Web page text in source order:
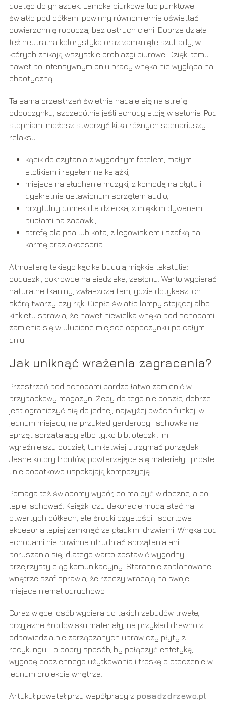
dostęp do gniazdek. Lampka biurkowa lub punktowe
światło pod półkami powinny równomiernie oświetlać
powierzchnię roboczą, bez ostrych cieni. Dobrze działa
też neutralna kolorystyka oraz zamknięte szuflady, w
których znikają wszystkie drobiazgi biurowe. Dzięki temu
nawet po intensywnym dniu pracy wnęka nie wygląda na
chaotyczną.
Ta sama przestrzeń świetnie nadaje się na strefę
odpoczynku, szczególnie jeśli schody stoją w salonie. Pod
stopniami możesz stworzyć kilka różnych scenariuszy
relaksu:
kącik do czytania z wygodnym fotelem, małym
stolikiem i regałem na książki,
miejsce na słuchanie muzyki, z komodą na płyty i
dyskretnie ustawionym sprzętem audio,
przytulny domek dla dziecka, z miękkim dywanem i
pudłami na zabawki,
strefę dla psa lub kota, z legowiskiem i szafką na
karmę oraz akcesoria.
Atmosferę takiego kącika budują miękkie tekstylia:
poduszki, pokrowce na siedziska, zasłony. Warto wybierać
naturalne tkaniny, zwłaszcza tam, gdzie dotykasz ich
skórą twarzy czy rąk. Ciepłe światło lampy stojącej albo
kinkietu sprawia, że nawet niewielka wnęka pod schodami
zamienia się w ulubione miejsce odpoczynku po całym
dniu.
Jak uniknąć wrażenia zagracenia?
Przestrzeń pod schodami bardzo łatwo zamienić w
przypadkowy magazyn. Żeby do tego nie doszło, dobrze
jest ograniczyć się do jednej, najwyżej dwóch funkcji w
jednym miejscu, na przykład garderoby i schowka na
sprzęt sprzątający albo tylko biblioteczki. Im
wyraźniejszy podział, tym łatwiej utrzymać porządek.
Jasne kolory frontów, powtarzające się materiały i proste
linie dodatkowo uspokajają kompozycję.
Pomaga też świadomy wybór, co ma być widoczne, a co
lepiej schować. Książki czy dekoracje mogą stać na
otwartych półkach, ale środki czystości i sportowe
akcesoria lepiej zamknąć za gładkimi drzwiami. Wnęka pod
schodami nie powinna utrudniać sprzątania ani
poruszania się, dlatego warto zostawić wygodny
przejrzysty ciąg komunikacyjny. Starannie zaplanowane
wnętrze szaf sprawia, że rzeczy wracają na swoje
miejsce niemal odruchowo.
Coraz więcej osób wybiera do takich zabudów trwałe,
przyjazne środowisku materiały, na przykład drewno z
odpowiedzialnie zarządzanych upraw czy płyty z
recyklingu. To dobry sposób, by połączyć estetykę,
wygodę codziennego użytkowania i troskę o otoczenie w
jednym projekcie wnętrza.
Artykuł powstał przy współpracy z posadzdrzewo.pl